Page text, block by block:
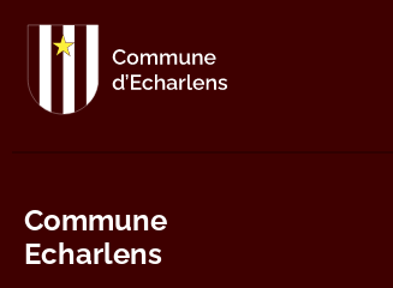
Commune
Echarlens